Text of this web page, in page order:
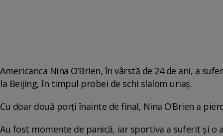
Americanca Nina O’Brien, în vârstă de 24 de ani, a
la Beijing, în timpul probei de schi slalom uriaș.
Cu doar două porți înainte de final, Nina O’Brien a
Au fost momente de panică, iar sportiva a suferit și o